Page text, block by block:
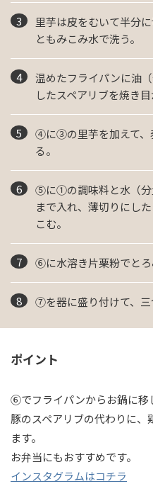
里芋は皮をむいて半分
ともみこみ水で洗う。
温めたフライパンに油
したスペアリブを焼き
④に③の里芋を加えて、
る。
⑤に①の調味料と水（分
まで入れ、薄切りにし
こむ。
⑥に水溶き片栗粉でとろ
⑦を器に盛り付けて、三
ポイント
⑥でフライパンからお鍋に移
豚のスペアリブの代わりに、
ます。
お弁当にもおすすめです。
インスタグラムはコチラ